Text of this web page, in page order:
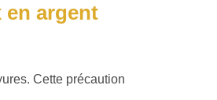
en argent
Cette précaution